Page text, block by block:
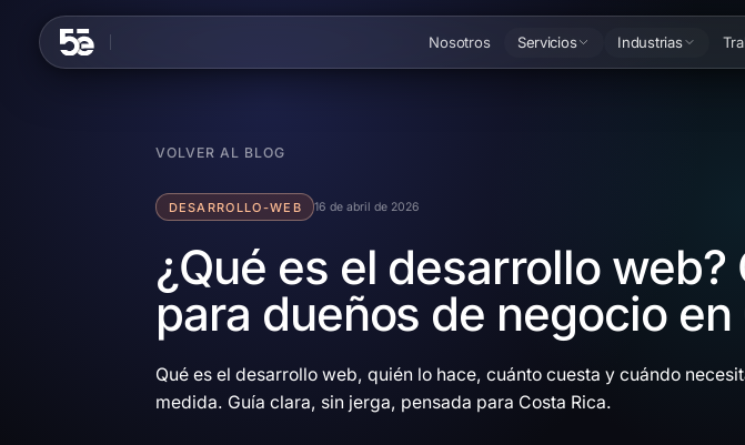
Nosotros Servicios Industrias
VOLVER AL BLOG
DESARROLLO-WEB 16 de abril de 2026
¿Qué es el desarrollo web?
para dueños de negocio en
Qué es el desarrollo web, quién lo hace, cuánto cuesta y cuándo
medida. Guía clara, sin jerga, pensada para Costa Rica.